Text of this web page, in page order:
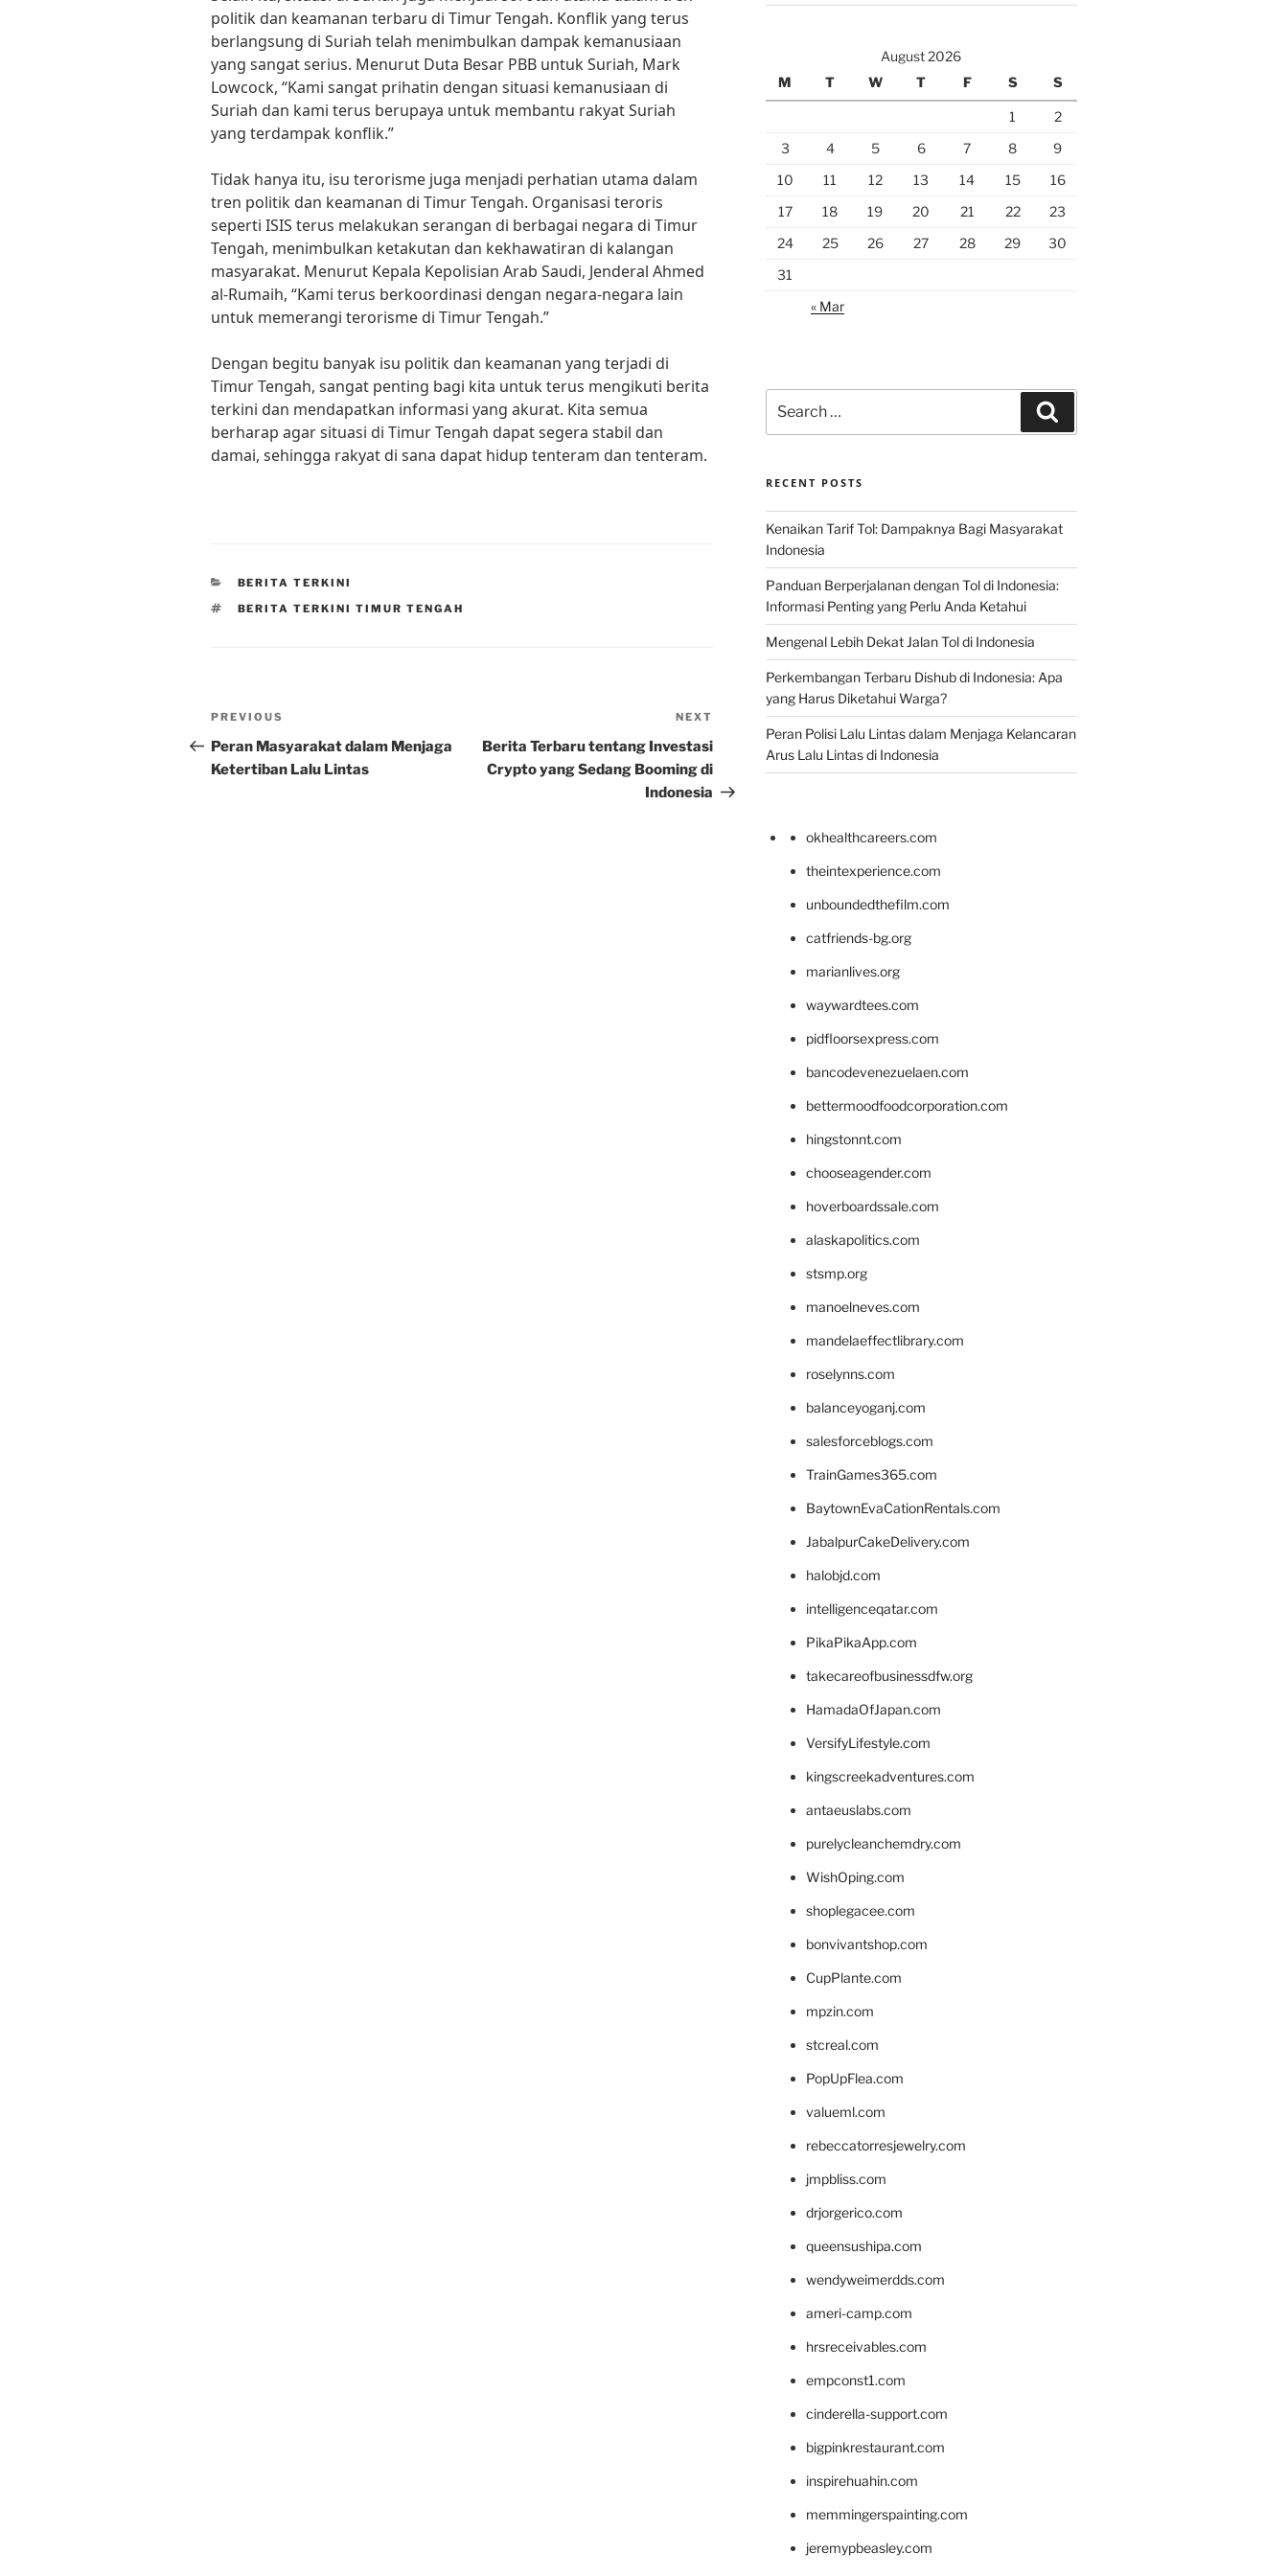
politik dan keamanan terbaru di Timur Tengah. Konflik yang terus
berlangsung di Suriah telah menimbulkan dampak kemanusiaan
yang sangat serius. Menurut Duta Besar PBB untuk Suriah, Mark
Lowcock, “Kami sangat prihatin dengan situasi kemanusiaan di
Suriah dan kami terus berupaya untuk membantu rakyat Suriah
yang terdampak konflik.”
Tidak hanya itu, isu terorisme juga menjadi perhatian utama dalam
tren politik dan keamanan di Timur Tengah. Organisasi teroris
seperti ISIS terus melakukan serangan di berbagai negara di Timur
Tengah, menimbulkan ketakutan dan kekhawatiran di kalangan
masyarakat. Menurut Kepala Kepolisian Arab Saudi, Jenderal Ahmed
al-Rumaih, “Kami terus berkoordinasi dengan negara-negara lain
untuk memerangi terorisme di Timur Tengah.”
Dengan begitu banyak isu politik dan keamanan yang terjadi di
Timur Tengah, sangat penting bagi kita untuk terus mengikuti berita
terkini dan mendapatkan informasi yang akurat. Kita semua
berharap agar situasi di Timur Tengah dapat segera stabil dan
damai, sehingga rakyat di sana dapat hidup tenteram dan tenteram.
CATEGORIES
BERITA TERKINI
TAGS
BERITA TERKINI TIMUR TENGAH
Post
navigation
Previous
Post
PREVIOUS
Peran Masyarakat dalam Menjaga
Ketertiban Lalu Lintas
Post
NEXT
Berita Terbaru tentang Investasi
Crypto yang Sedang Booming di
Indonesia
August 2026
M
T W T F S S
1
2
3
4 5 6 7 8
9
10
11 12 13 14 15
16
17
18 19 20 21 22
23
24
25 26 27 28 29
30
31
« Mar
for:
RECENT POSTS
Kenaikan Tarif Tol: Dampaknya Bagi Masyarakat
Indonesia
Panduan Berperjalanan dengan Tol di Indonesia:
Informasi Penting yang Perlu Anda Ketahui
Mengenal Lebih Dekat Jalan Tol di Indonesia
Perkembangan Terbaru Dishub di Indonesia: Apa
yang Harus Diketahui Warga?
Peran Polisi Lalu Lintas dalam Menjaga Kelancaran
Arus Lalu Lintas di Indonesia
okhealthcareers.com
theintexperience.com
unboundedthefilm.com
catfriends-bg.org
marianlives.org
waywardtees.com
pidfloorsexpress.com
bancodevenezuelaen.com
bettermoodfoodcorporation.com
hingstonnt.com
chooseagender.com
hoverboardssale.com
alaskapolitics.com
stsmp.org
manoelneves.com
mandelaeffectlibrary.com
roselynns.com
balanceyoganj.com
salesforceblogs.com
TrainGames365.com
BaytownEvaCationRentals.com
JabalpurCakeDelivery.com
halobjd.com
intelligenceqatar.com
PikaPikaApp.com
takecareofbusinessdfw.org
HamadaOfJapan.com
VersifyLifestyle.com
kingscreekadventures.com
antaeuslabs.com
purelycleanchemdry.com
WishOping.com
shoplegacee.com
bonvivantshop.com
CupPlante.com
mpzin.com
stcreal.com
PopUpFlea.com
valueml.com
rebeccatorresjewelry.com
jmpbliss.com
drjorgerico.com
queensushipa.com
wendyweimerdds.com
ameri-camp.com
hrsreceivables.com
empconst1.com
cinderella-support.com
bigpinkrestaurant.com
inspirehuahin.com
memmingerspainting.com
jeremypbeasley.com